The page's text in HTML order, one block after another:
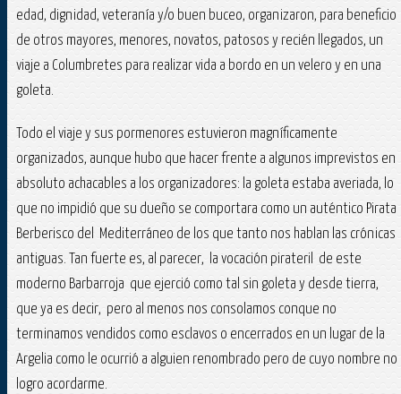
edad, dignidad, veteranía y/o buen buceo, organizaron, para beneficio
de otros mayores, menores, novatos, patosos y recién llegados, un
viaje a Columbretes para realizar vida a bordo en un velero y en una
goleta.
Todo el viaje y sus pormenores estuvieron magníficamente
organizados, aunque hubo que hacer frente a algunos imprevistos en
absoluto achacables a los organizadores: la goleta estaba averiada, lo
que no impidió que su dueño se comportara como un auténtico Pirata
Berberisco del Mediterráneo de los que tanto nos hablan las crónicas
antiguas. Tan fuerte es, al parecer, la vocación pirateril de este
moderno Barbarroja que ejerció como tal sin goleta y desde tierra,
que ya es decir, pero al menos nos consolamos conque no
terminamos vendidos como esclavos o encerrados en un lugar de la
Argelia como le ocurrió a alguien renombrado pero de cuyo nombre no
logro acordarme.